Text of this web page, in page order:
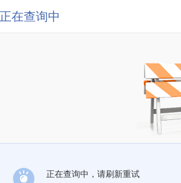
正在查询中
正在查询中，请刷新重试